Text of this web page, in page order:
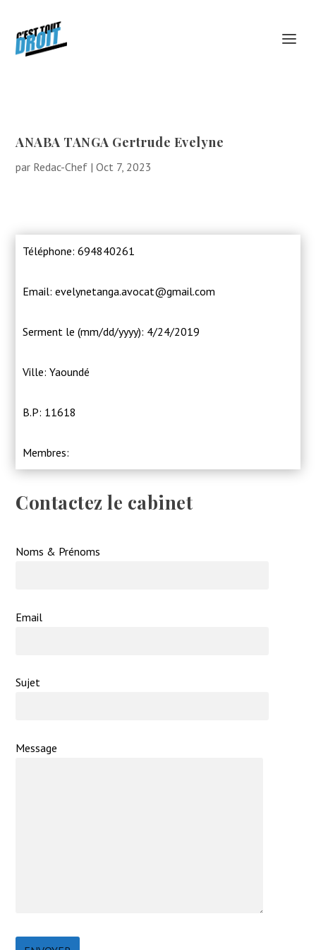
ANABA TANGA Gertrude Evelyne
par Redac-Chef |Oct 7, 2023
Téléphone: 694840261
Email: evelynetanga.avocat@gmail.com
Serment le (mm/dd/yyyy): 4/24/2019
Ville: Yaoundé
B.P: 11618
Membres:
Contactez le cabinet
Noms & Prénoms
Email
Sujet
Message